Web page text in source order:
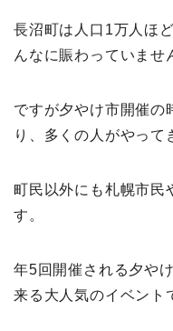
長沼町は人口1万人ほ
んなに賑わっていませ
ですが夕やけ市開催の
り、多くの人がやって
町民以外にも札幌市民
す。
年5回開催される夕や
来る大人気のイベント